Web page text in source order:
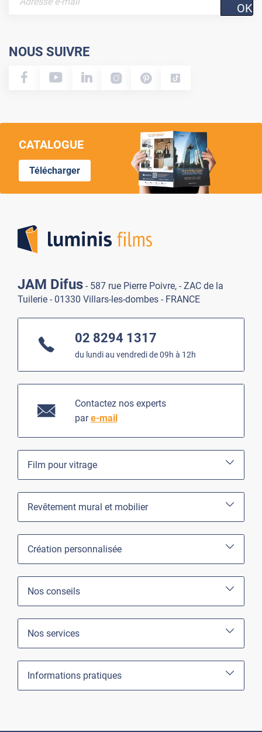
OK
NOUS SUIVRE
CATALOGUE
Télécharger
JAM Difus - 587 rue Pierre Poivre, - ZAC de la
Tuilerie - 01330 Villars-les-dombes - FRANCE
02 8294 1317
du lundi au vendredi de 09h à 12h
Contactez nos experts
pare-mail
Film pour vitrage
Revêtement mural et mobilier
Création personnalisée
Nos conseils
Nos services
Informations pratiques